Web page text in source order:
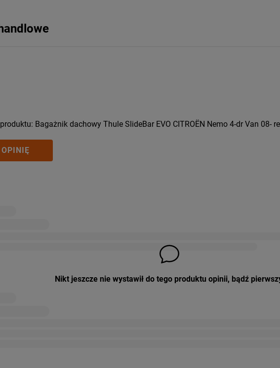
Bagażnik dachowy Thule SlideBar EVO CITROËN Nemo 4-dr Van 08-
Nikt jeszcze nie wystawił do tego produktu opinii, bądź